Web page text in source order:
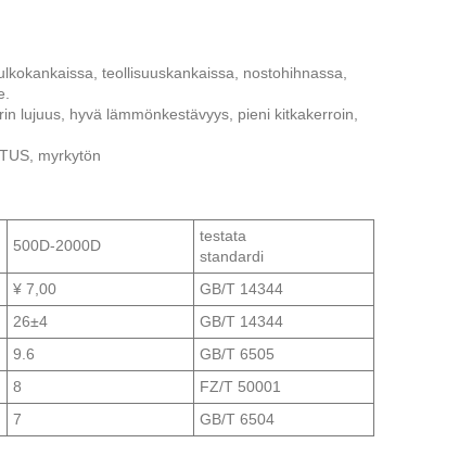
teollisuuskankaissa, nostohihnassa,
lujuus, hyvä lämmönkestävyys, pieni kitkakerroin,
myrkytön
500D-2000D
testata
standardi
¥ 7,00
GB/T 14344
26±4
GB/T 14344
9.6
GB/T 6505
8
FZ/T 50001
7 GB/T 6504